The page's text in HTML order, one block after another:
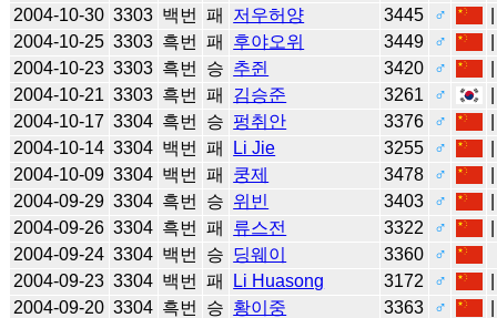
2004-10-30 3303 백번 패 저우허양 3445 ♂
2004-10-25 3303 흑번 패 후야오위 3449 ♂
2004-10-23 3303 흑번 승 추쥔 3420 ♂
2004-10-21 3303 흑번 패 김승준 3261 ♂
2004-10-17 3304 흑번 승 펑취안 3376 ♂
2004-10-14 3304 백번 패 Li Jie 3255 ♂
2004-10-09 3304 백번 패 쿵제 3478 ♂
2004-09-29 3304 흑번 승 위빈 3403 ♂
2004-09-26 3304 흑번 패 류스전 3322 ♂
2004-09-24 3304 백번 승 딩웨이 3360
♂
2004-09-23 3304 백번 패 Li Huasong 3172 ♂
2004-09-20 3304 흑번 승 황이중 3363 ♂